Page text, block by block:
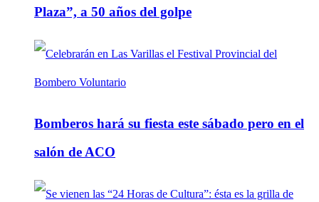
Plaza”, a 50 años del golpe
Bomberos hará su fiesta este sábado pero en el
salón de ACO